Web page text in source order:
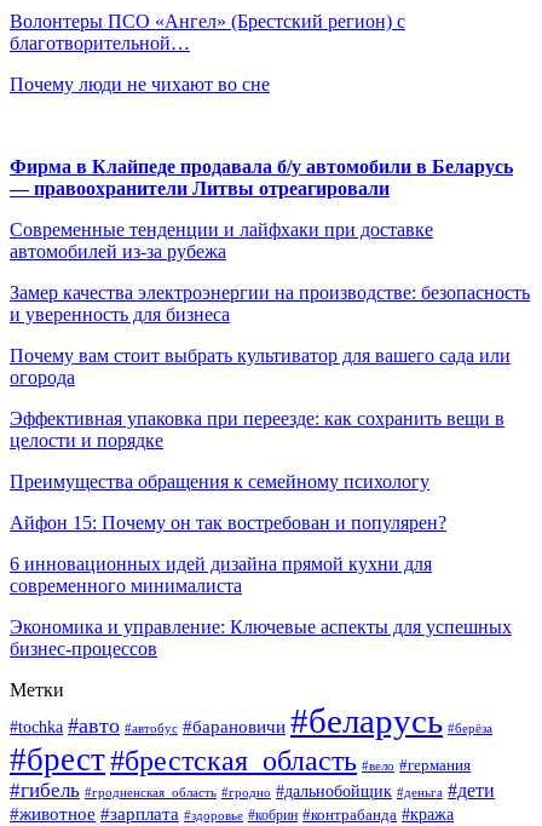
Волонтеры ПСО «Ангел» (Брестский регион) с
благотворительной…
Почему люди не чихают во сне
Фирма в Клайпеде продавала б/у автомобили в Беларусь
— правоохранители Литвы отреагировали
Современные тенденции и лайфхаки при доставке
автомобилей из-за рубежа
Замер качества электроэнергии на производстве: безопасность
и уверенность для бизнеса
Почему вам стоит выбрать культиватор для вашего сада или
огорода
Эффективная упаковка при переезде: как сохранить вещи в
целости и порядке
Преимущества обращения к семейному психологу
Айфон 15: Почему он так востребован и популярен?
6 инновационных идей дизайна прямой кухни для
современного минималиста
Экономика и управление: Ключевые аспекты для успешных
бизнес-процессов
Метки
#tochka #авто #автобус #барановичи #беларусь #берёза
#брест#брестская_область #вело #германия
#гибель #гродненская_область #гродно #дальнобойщик #деньга #дети
#животное #зарплата #здоровье #кобрин #контрабанда #кража